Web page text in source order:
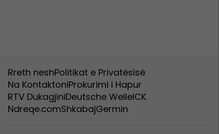
Rreth neshPolitikat e Privatësisë
Na KontaktoniProkurimi i Hapur
RTV DukagjiniDeutsche WelleICK
Ndreqe.comShkabajGermin